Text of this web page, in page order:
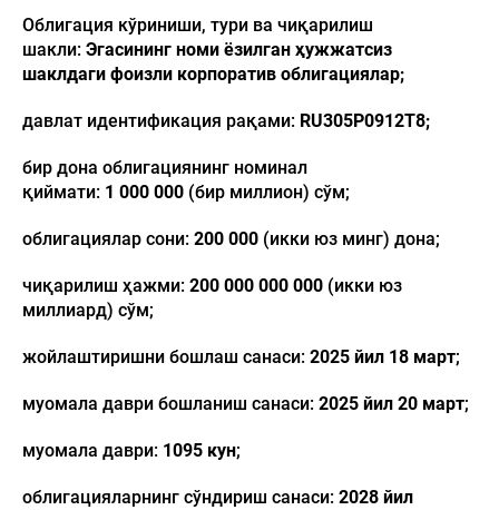
Облигация кўриниши, тури ва чиқарилиш
шакли: Эгасининг номи ёзилган ҳужжатсиз
шаклдаги фоизли корпоратив облигациялар;
давлат идентификация рақами: RU305P0912T8;
бир дона облигациянинг номинал
қиймати: 1 000 000 (бир миллион) сўм;
облигациялар сони: 200 000 (икки юз минг) дона;
чиқарилиш ҳажми: 200 000 000 000 (икки юз
миллиард) сўм;
жойлаштиришни бошлаш санаси: 2025 йил 18 март;
муомала даври бошланиш санаси: 2025 йил 20 март;
муомала даври: 1095 кун;
облигацияларнинг сўндириш санаси: 2028 йил